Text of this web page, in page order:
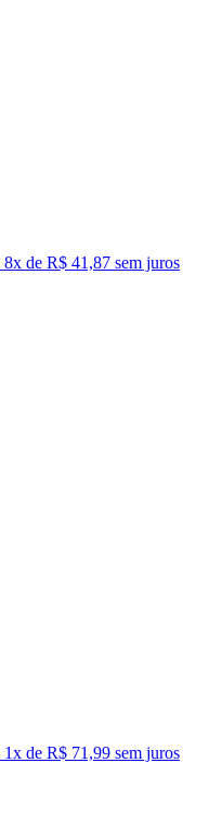
8x de R$ 41,87 sem juros
1x de R$ 71,99 sem juros